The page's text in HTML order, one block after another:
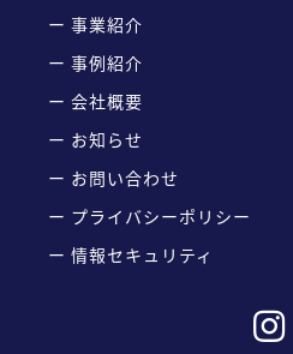
ー 事業紹介
ー 事例紹介
ー 会社概要
ー お知らせ
ー お問い合わせ
ー プライバシーポリシー
ー 情報セキュリティ